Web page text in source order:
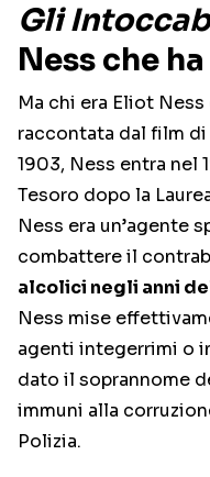
Gli
Ness che
Ma chi era Eliot
raccontata dal film di
1903, Ness entra nel
Tesoro dopo la
Ness era un’agente
combattere il
alcolici negli anni
Ness mise
agenti integerrimi o
dato il soprannome
immuni alla
Polizia.